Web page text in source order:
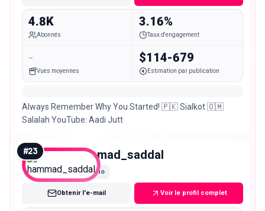
4.8K
Abonnés
3.16%
Taux d'engagement
-
Vues moyennes
$114-679
Estimation par publication
Always Remember Why You Started! 🇵🇰 Sialkot 🇴🇲
Salalah YouTube: Aadi Jutt
#23 hammad_saddal
Nano
Obtenir l'e-mail Voir le profil complet